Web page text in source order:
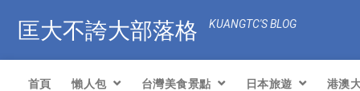
匡大不誇大部落格 KUANGTC'S BLOG
首頁 懶人包 台灣美食景點 日本旅遊 港澳